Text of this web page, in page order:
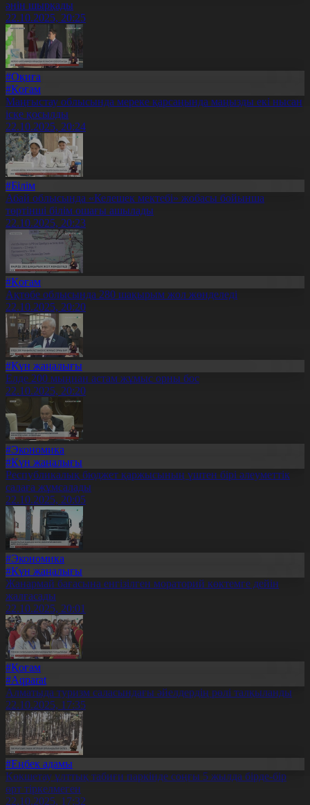
әнін шырқады
22.10.2025, 20:25
#Оқиға
#Қоғам
Маңғыстау облысында мереке қарсаңында маңызды екі нысан
іске қосылды
22.10.2025, 20:24
#Білім
Абай облысында «Келешек мектебі» жобасы бойынша
төртінші білім ошағы ашылады
22.10.2025, 20:23
#Қоғам
Ақтөбе облысында 280 шақырым жол жөнделеді
22.10.2025, 20:20
#Күн жаңалығы
Елде 200 мыңнан астам жұмыс орны бос
22.10.2025, 20:20
#Экономика
#Күн жаңалығы
Республикалық бюджет қаржысының үштен бірі әлеуметтік
салаға жұмсалады
22.10.2025, 20:05
#Экономика
#Күн жаңалығы
Жанармай бағасына енгізілген мораторий көктемге дейін
жалғасады
22.10.2025, 20:01
#Қоғам
#Aqparat
Алматыда туризм саласындағы әйелдердің рөлі талқыланды
22.10.2025, 17:35
#Еңбек адамы
Көкшетау ұлттық табиғи паркінде соңғы 5 жылда бірде-бір
өрт тіркелмеген
22.10.2025, 17:32